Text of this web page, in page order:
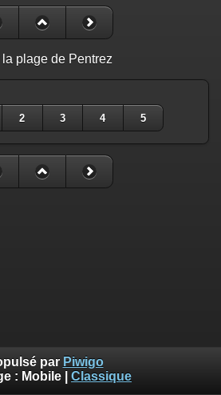
la plage de Pentrez
2 3 4 5
par Piwigo
: Mobile Classique